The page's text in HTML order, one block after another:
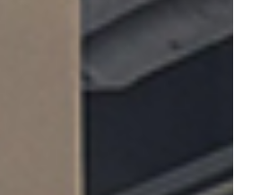
한다. △박희인 연구교수(단국대)와 김민학
표·토론한다. △채지수 연구교수(단국대)와
과 한시」를 발표·토론한다. △이황진 교수(
한시」를 발표·토론한다. 윤재환 소장은 "